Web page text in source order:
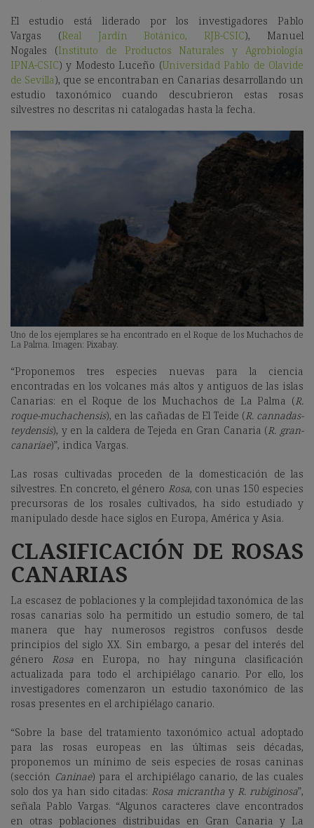
El estudio está liderado por los investigadores Pablo
Vargas (Real Jardín Botánico, RJB-CSIC), Manuel
Nogales (Instituto de Productos Naturales y Agrobiología
IPNA-CSIC) y Modesto Luceño (Universidad Pablo de Olavide
de Sevilla), que se encontraban en Canarias desarrollando un
estudio taxonómico cuando descubrieron estas rosas
silvestres no descritas ni catalogadas hasta la fecha.
Uno de los ejemplares se ha encontrado en el Roque de los Muchachos de
La Palma. Imagen: Pixabay.
“Proponemos tres especies nuevas para la ciencia
encontradas en los volcanes más altos y antiguos de las islas
Canarias: en el Roque de los Muchachos de La Palma (R.
roque-muchachensis), en las cañadas de El Teide (R. cannadas-
teydensis), y en la caldera de Tejeda en Gran Canaria (R. gran-
canariae)”, indica Vargas.
Las rosas cultivadas proceden de la domesticación de las
silvestres. En concreto, el género Rosa, con unas 150 especies
precursoras de los rosales cultivados, ha sido estudiado y
manipulado desde hace siglos en Europa, América y Asia.
CLASIFICACIÓN DE ROSAS
CANARIAS
La escasez de poblaciones y la complejidad taxonómica de las
rosas canarias solo ha permitido un estudio somero, de tal
manera que hay numerosos registros confusos desde
principios del siglo XX. Sin embargo, a pesar del interés del
género Rosaen Europa, no hay ninguna clasificación
actualizada para todo el archipiélago canario. Por ello, los
investigadores comenzaron un estudio taxonómico de las
rosas presentes en el archipiélago canario.
“Sobre la base del tratamiento taxonómico actual adoptado
para las rosas europeas en las últimas seis décadas,
proponemos un mínimo de seis especies de rosas caninas
(sección Caninae) para el archipiélago canario, de las cuales
solo dos ya han sido citadas: Rosa micrantha y R. rubiginosa”,
señala Pablo Vargas. “Algunos caracteres clave encontrados
en otras poblaciones distribuidas en Gran Canaria y La